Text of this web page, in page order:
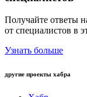
Получайте ответы
от специалистов в
Узнать больше
другие проекты хабра